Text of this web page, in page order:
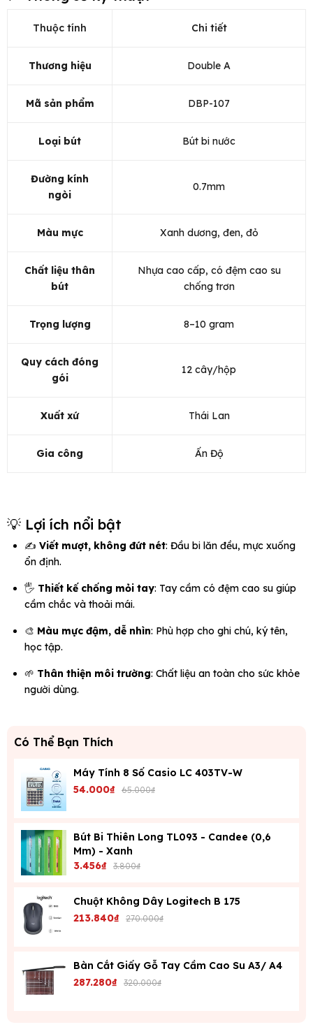
Thuộc tính Chi tiết
Thương hiệu Double A
Mã sản phẩm DBP-107
Loại bút Bút bi nước
Đường kính
ngòi
0.7mm
Màu mực Xanh dương, đen, đỏ
Chất liệu thân
bút
Nhựa cao cấp, có đệm cao su
chống trơn
Trọng lượng 8–10 gram
Quy cách đóng
gói
12 cây/hộp
Xuất xứ Thái Lan
Gia công Ấn Độ
💡 Lợi ích nổi bật
✍️ Viết mượt, không đứt nét: Đầu bi lăn đều, mực xuống
ổn định.
🖐️ Thiết kế chống mỏi tay: Tay cầm có đệm cao su giúp
cầm chắc và thoải mái.
🎨 Màu mực đậm, dễ nhìn: Phù hợp cho ghi chú, ký tên,
học tập.
🌱 Thân thiện môi trường: Chất liệu an toàn cho sức khỏe
người dùng.
Có Thể Bạn Thích
Máy Tính 8 Số Casio LC 403TV-W
54.000₫ 65.000₫
Bút Bi Thiên Long TL093 - Candee (0,6
Mm) - Xanh
3.456₫ 3.800₫
Chuột Không Dây Logitech B 175
213.840₫ 270.000₫
Bàn Cắt Giấy Gỗ Tay Cầm Cao Su A3/ A4
287.280₫ 320.000₫